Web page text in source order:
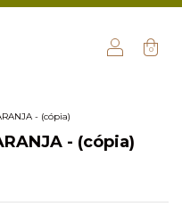
0
- (cópia)
- (cópia)